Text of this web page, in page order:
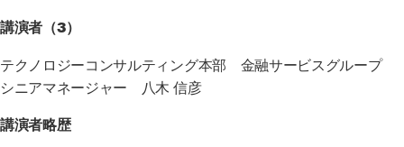
講演者（3）
テクノロジーコンサルティング本部 金融サービスグループ
シニアマネージャー 八木 信彦
講演者略歴